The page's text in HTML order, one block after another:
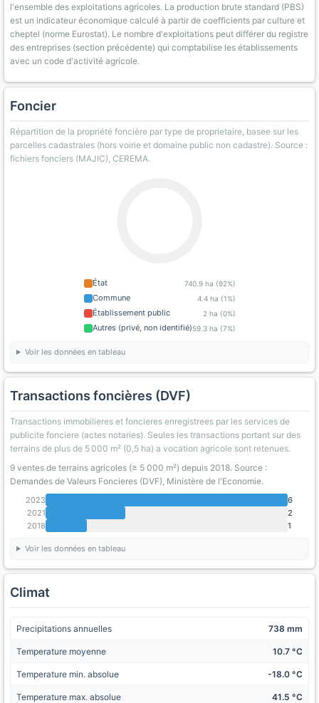
l'ensemble des exploitations agricoles. La production brute standard (PBS)
est un indicateur économique calculé à partir de coefficients par culture et
cheptel (norme Eurostat). Le nombre d'exploitations peut différer du registre
des entreprises (section précédente) qui comptabilise les établissements
avec un code d'activité agricole.
Foncier
Répartition de la propriété foncière par type de proprietaire, basee sur les
parcelles cadastrales (hors voirie et domaine public non cadastre). Source :
fichiers fonciers (MAJIC), CEREMA.
État 740.9 ha (92%)
Commune 4.4 ha (1%)
Établissement public 2 ha (0%)
Autres (privé, non identifié)59.3 ha (7%)
Voir les données en tableau
Transactions foncières (DVF)
Transactions immobilieres et foncieres enregistrees par les services de
publicite fonciere (actes notaries). Seules les transactions portant sur des
terrains de plus de 5 000 m² (0,5 ha) a vocation agricole sont retenues.
9 ventes de terrains agricoles (≥ 5 000 m²) depuis 2018. Source :
Demandes de Valeurs Foncieres (DVF), Ministère de l'Economie.
2023
6
2021
2
2018
1
Voir les données en tableau
Climat
Precipitations annuelles 738 mm
Temperature moyenne 10.7 °C
Temperature min. absolue -18.0 °C
Temperature max. absolue 41.5 °C